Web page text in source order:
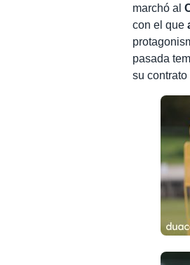
marchó al
con el que
pasada
su contrato